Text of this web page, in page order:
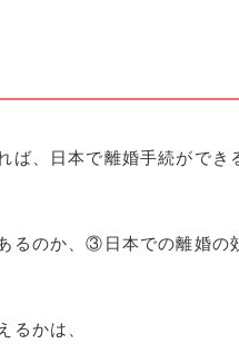
ば、日本で離婚手続ができ
のか、③日本での離婚の
るかは、